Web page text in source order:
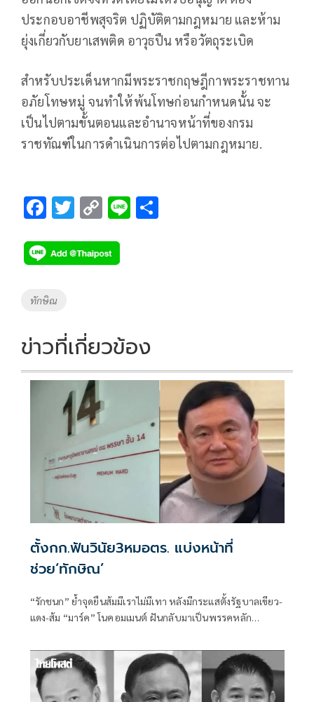
ประกอบอาชีพสุจริต ปฏิบัติตามกฎหมาย และห้าม
ยุ่งเกี่ยวกับยาเสพติด อาวุธปืน หรือวัตถุระเบิด
สำหรับประเด็นหากมีพระราชกฤษฎีกาพระราชทาน
อภัยโทษหมู่ จนทำให้พ้นโทษก่อนกำหนดนั้น จะ
เป็นไปตามขั้นตอนและอำนาจหน้าที่ของกรม
ราชทัณฑ์ในการดำเนินการต่อไปตามกฎหมาย.
F
e
b
o
k
T
tt
er
C
p
y
k
Li
Tags
ทักษิณ
ข่าวที่เกี่ยวข้อง
ตั้งกก.ฟันวินัย3หมอตร. แบ่งหน้าที่
ช่วย‘ทักษิณ’
“รักชนก” ย้ำจุดยืนส้มมีเราไม่มีเทา หลังมีกระแสตั้งรัฐบาลเขียว-
แดง-ส้ม “มาร์ค” โนคอมเมนต์ ฝันกลับมาเป็นพรรคหลัก